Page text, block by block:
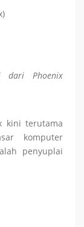
dari Phoenix
kini terutama
komputer
penyuplai